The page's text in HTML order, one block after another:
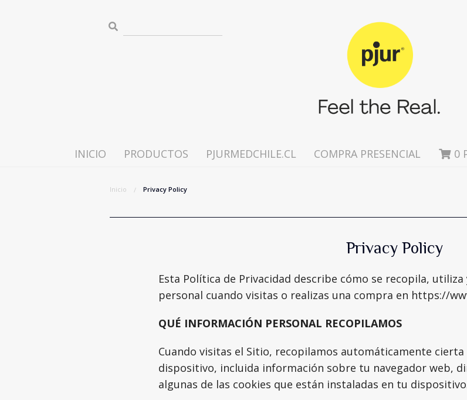
INICIO PRODUCTOS
Todo para los amantes del fetiche
PJUR MED
PJURMEDCHILE.CL COMPRA PRESENCIAL 0
Inicio Privacy Policy
Privacy Policy
Esta Política de Privacidad describe cómo se recopila,
personal cuando visitas o realizas una compra en https://
QUÉ INFORMACIÓN PERSONAL RECOPILAMOS
Cuando visitas el Sitio, recopilamos automáticamente
dispositivo, incluida información sobre tu navegador web,
algunas de las cookies que están instaladas en tu